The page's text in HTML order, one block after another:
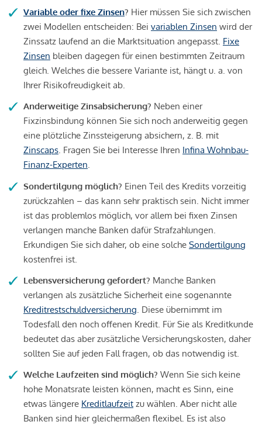
Variable oder fixe Zinsen? Hier müssen Sie sich zwischen
zwei Modellen entscheiden: Bei variablen Zinsen wird der
Zinssatz laufend an die Marktsituation angepasst. Fixe
Zinsen bleiben dagegen für einen bestimmten Zeitraum
gleich. Welches die bessere Variante ist, hängt u. a. von
Ihrer Risikofreudigkeit ab.
Anderweitige Zinsabsicherung? Neben einer
Fixzinsbindung können Sie sich noch anderweitig gegen
eine plötzliche Zinssteigerung absichern, z. B. mit
Zinscaps. Fragen Sie bei Interesse Ihren Infina Wohnbau-
Finanz-Experten.
Sondertilgung möglich? Einen Teil des Kredits vorzeitig
zurückzahlen – das kann sehr praktisch sein. Nicht immer
ist das problemlos möglich, vor allem bei fixen Zinsen
verlangen manche Banken dafür Strafzahlungen.
Erkundigen Sie sich daher, ob eine solche Sondertilgung
kostenfrei ist.
Lebensversicherung gefordert? Manche Banken
verlangen als zusätzliche Sicherheit eine sogenannte
Kreditrestschuldversicherung. Diese übernimmt im
Todesfall den noch offenen Kredit. Für Sie als Kreditkunde
bedeutet das aber zusätzliche Versicherungskosten, daher
sollten Sie auf jeden Fall fragen, ob das notwendig ist.
Welche Laufzeiten sind möglich? Wenn Sie sich keine
hohe Monatsrate leisten können, macht es Sinn, eine
etwas längere Kreditlaufzeit zu wählen. Aber nicht alle
Banken sind hier gleichermaßen flexibel. Es ist also